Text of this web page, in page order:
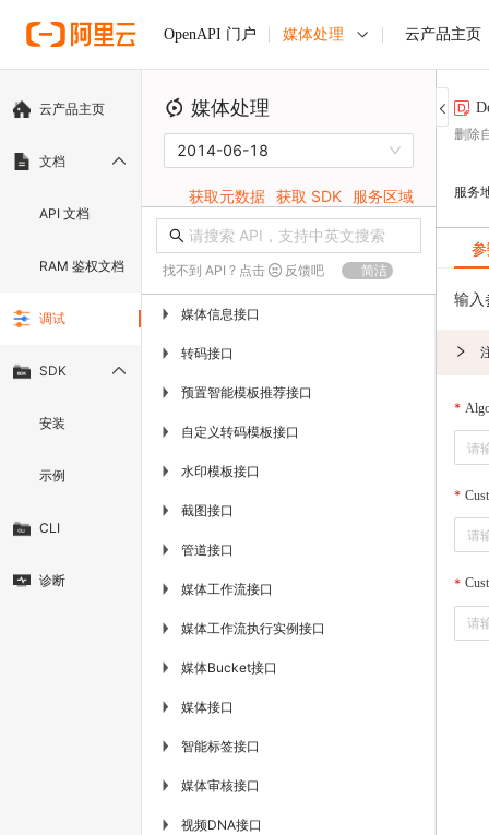
OpenAPI 门户 媒体处理 云产品主页
云产品主页
文档
API 文档
RAM 鉴权文档
调试
SDK
安装
示例
CLI
诊断
媒体处理
2014-06-18
获取元数据 获取 SDK 服务区域
找不到 API ? 点击 反馈吧 简洁
▶ 媒体信息接口
▶ 转码接口
▶ 预置智能模板推荐接口
▶ 自定义转码模板接口
▶ 水印模板接口
▶ 截图接口
▶ 管道接口
▶ 媒体工作流接口
▶ 媒体工作流执行实例接口
▶ 媒体Bucket接口
▶ 媒体接口
▶ 智能标签接口
▶ 媒体审核接口
▶ 视频DNA接口
删除
服务
输入